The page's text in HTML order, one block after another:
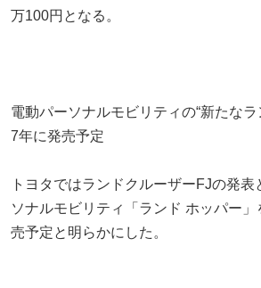
万100円となる。
電動パーソナルモビリティの“新たな
7年に発売予定
トヨタではランドクルーザーFJの発
ソナルモビリティ「ランド ホッパー
売予定と明らかにした。